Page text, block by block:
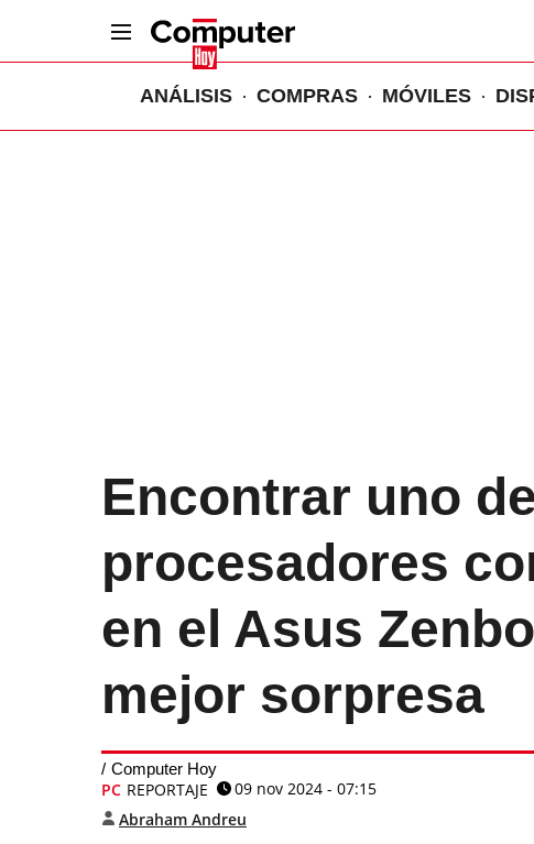
ANÁLISIS COMPRAS MÓVILES
Encontrar uno
procesadores
en el Asus
mejor sorpresa
Computer Hoy
PC REPORTAJE
09 nov 2024 - 07:15
Abraham Andreu